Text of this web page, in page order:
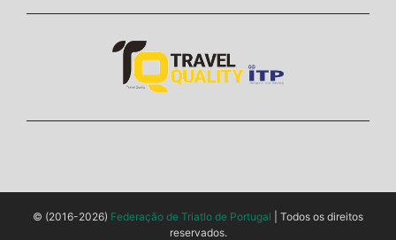
© (2016-2026) Federação de Triatlo de Portugal | Todos os direitos
reservados.